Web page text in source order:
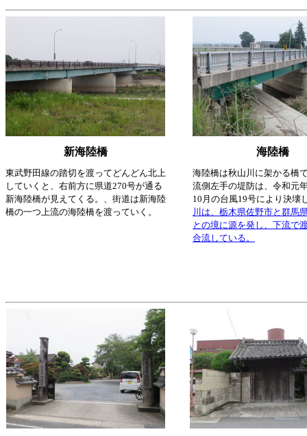
新海陸橋 海陸橋
東武野田線の踏切を渡ってどんどん北上
していくと、右前方に県道270号が通る
新海陸橋が見えてくる。、街道は新海陸
橋の一つ上流の海陸橋を渡っていく。
海陸橋は秋山川に架かる橋
流側左手の堤防は、令和元
10月の台風19号により決壊
川は、栃木県佐野市と群馬
との境に源を発し、下流で
合流している。